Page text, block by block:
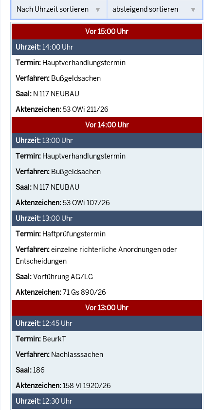
Vor 15:00 Uhr
14:00 Uhr
Hauptverhandlungstermin
Bußgeldsachen
N 117 NEUBAU
53 OWi 211/26
Vor 14:00 Uhr
13:00 Uhr
Hauptverhandlungstermin
Bußgeldsachen
N 117 NEUBAU
53 OWi 107/26
13:00 Uhr
Haftprüfungstermin
einzelne richterliche Anordnungen oder
Entscheidungen
Vorführung AG/LG
71 Gs 890/26
Vor 13:00 Uhr
12:45 Uhr
BeurkT
Nachlasssachen
186
158 VI 1920/26
12:30 Uhr